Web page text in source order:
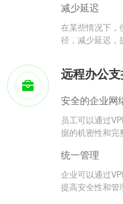
减少延迟
在某些情况下，
径，减少延迟，
远程办公
安全的企业网
员工可以通过
据的机密性和完
统一管理
企业可以通过
提高安全性和管